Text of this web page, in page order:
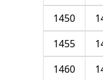
1450
1455
1460